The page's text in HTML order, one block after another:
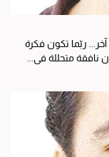
العالم حذاء، الذكريات ما يبقى. أنا سمعان. هذا منام آخر... ربّما تكون فكرة
متحللة في...